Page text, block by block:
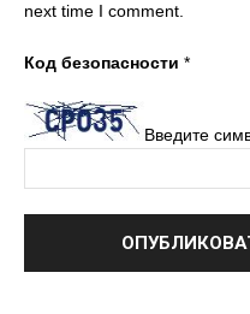
next time I comment.
Код безопасности *
Введите